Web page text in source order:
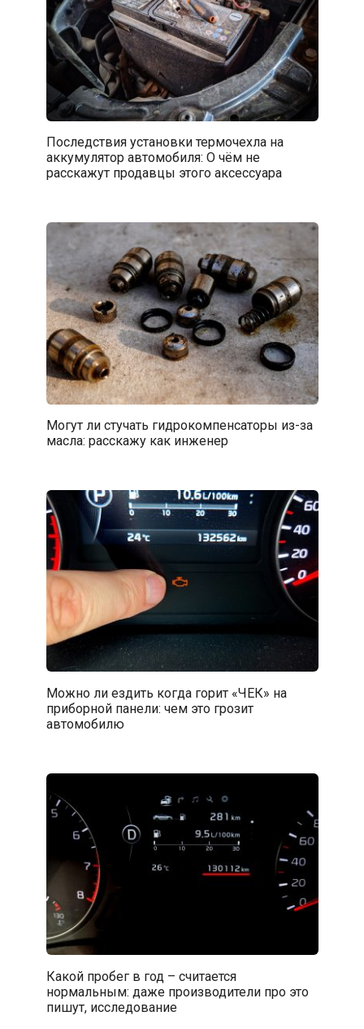
Последствия установки термочехла на
аккумулятор автомобиля: О чём не
расскажут продавцы этого аксессуара
Могут ли стучать гидрокомпенсаторы из-за
масла: расскажу как инженер
Можно ли ездить когда горит «ЧЕК» на
приборной панели: чем это грозит
автомобилю
Какой пробег в год – считается
нормальным: даже производители про это
пишут, исследование